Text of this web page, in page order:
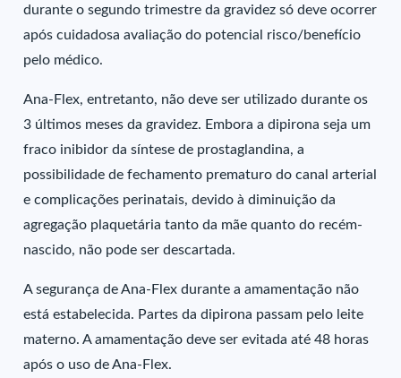
durante o segundo trimestre da gravidez só deve ocorrer
após cuidadosa avaliação do potencial risco/benefício
pelo médico.
Ana-Flex, entretanto, não deve ser utilizado durante os
3 últimos meses da gravidez. Embora a dipirona seja um
fraco inibidor da síntese de prostaglandina, a
possibilidade de fechamento prematuro do canal arterial
e complicações perinatais, devido à diminuição da
agregação plaquetária tanto da mãe quanto do recém-
nascido, não pode ser descartada.
A segurança de Ana-Flex durante a amamentação não
está estabelecida. Partes da dipirona passam pelo leite
materno. A amamentação deve ser evitada até 48 horas
após o uso de Ana-Flex.